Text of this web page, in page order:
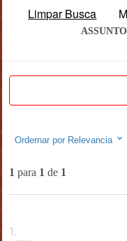
Limpar Busca
ASSUNTO
Ordernar por Relevancia
1 para 1 de 1
1.